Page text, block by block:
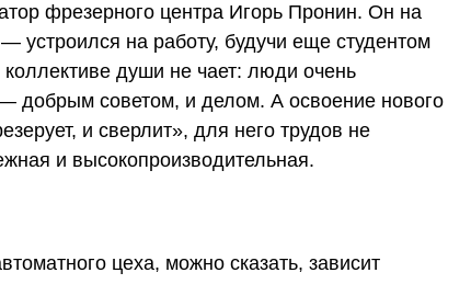
фрезерного центра Игорь Пронин. Он на
устроился на работу, будучи еще студентом
коллективе души не чает: люди очень
советом, и делом. А освоение нового
и сверлит», для него трудов не
и высокопроизводительная.
цеха, можно сказать, зависит